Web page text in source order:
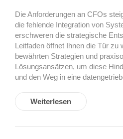
Die Anforderungen an CFOs
die fehlende Integration von
erschweren die strategische
Leitfaden öffnet Ihnen die Tür zu
bewährten Strategien und
Lösungsansätzen, um diese
und den Weg in eine
Weiterlesen